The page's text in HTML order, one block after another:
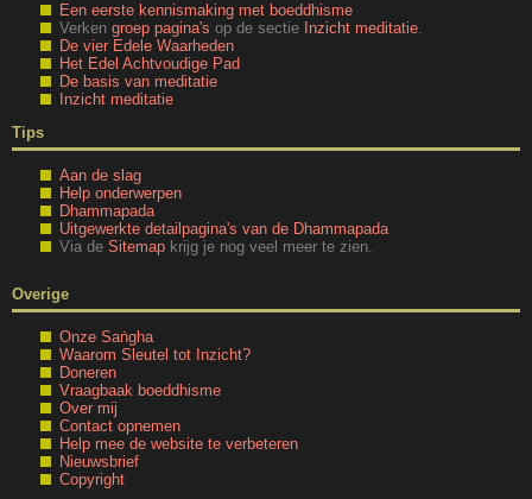
Een eerste kennismaking met boeddhisme
Verken groep pagina's op de sectie Inzicht meditatie.
De vier Edele Waarheden
Het Edel Achtvoudige Pad
De basis van meditatie
Inzicht meditatie
Tips
Aan de slag
Help onderwerpen
Dhammapada
Uitgewerkte detailpagina's van de Dhammapada
Via de Sitemap krijg je nog veel meer te zien.
Overige
Onze Saṅgha
Waarom Sleutel tot Inzicht?
Doneren
Vraagbaak boeddhisme
Over mij
Contact opnemen
Help mee de website te verbeteren
Nieuwsbrief
Copyright